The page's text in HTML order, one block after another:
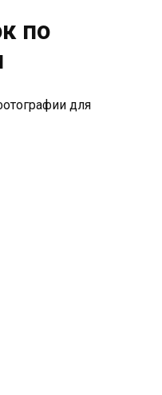
по
для